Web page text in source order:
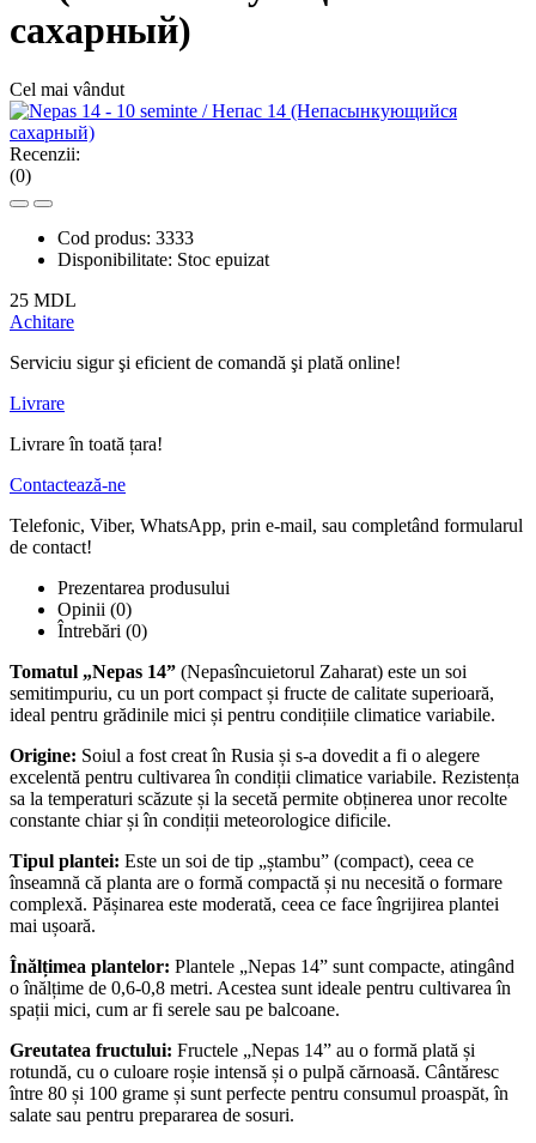
сахарный)
Cel mai vândut
Recenzii:
(0)
Cod produs: 3333
Disponibilitate: Stoc epuizat
25 MDL
Achitare
Serviciu sigur şi eficient de comandă şi plată online!
Livrare
Livrare în toată țara!
Contactează-ne
Telefonic, Viber, WhatsApp, prin e-mail, sau completând formularul
de contact!
Prezentarea produsului
Opinii (0)
Întrebări (0)
Tomatul „Nepas 14” (Nepasîncuietorul Zaharat) este un soi
semitimpuriu, cu un port compact și fructe de calitate superioară,
ideal pentru grădinile mici și pentru condițiile climatice variabile.
Origine: Soiul a fost creat în Rusia și s-a dovedit a fi o alegere
excelentă pentru cultivarea în condiții climatice variabile. Rezistența
sa la temperaturi scăzute și la secetă permite obținerea unor recolte
constante chiar și în condiții meteorologice dificile.
Tipul plantei: Este un soi de tip „ștambu” (compact), ceea ce
înseamnă că planta are o formă compactă și nu necesită o formare
complexă. Pășinarea este moderată, ceea ce face îngrijirea plantei
mai ușoară.
Înălțimea plantelor: Plantele „Nepas 14” sunt compacte, atingând
o înălțime de 0,6-0,8 metri. Acestea sunt ideale pentru cultivarea în
spații mici, cum ar fi serele sau pe balcoane.
Greutatea fructului: Fructele „Nepas 14” au o formă plată și
rotundă, cu o culoare roșie intensă și o pulpă cărnoasă. Cântăresc
între 80 și 100 grame și sunt perfecte pentru consumul proaspăt, în
salate sau pentru prepararea de sosuri.